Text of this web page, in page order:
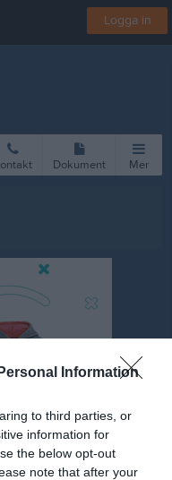
Information
to third parties, or
information for
the below opt-out
note that after your
Logga in
Dokument Mer